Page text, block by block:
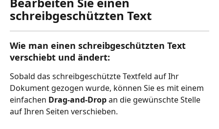
schreibgeschützten Text
Wie man einen schreibgeschützten Text
verschiebt und ändert:
Sobald das schreibgeschützte Textfeld auf Ihr
Dokument gezogen wurde, können Sie es mit einem
einfachen Drag-and-Drop an die gewünschte Stelle
auf Ihren Seiten verschieben.